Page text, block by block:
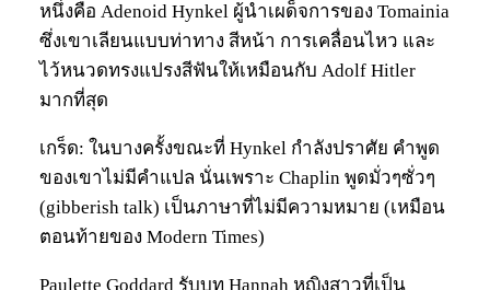
หนึ่งคือ Adenoid Hynkel ผู้นำเผด็จการของ Tomainia
ซึ่งเขาเลียนแบบท่าทาง สีหน้า การเคลื่อนไหว และ
ไว้หนวดทรงแปรงสีฟันให้เหมือนกับ Adolf Hitler
มากที่สุด
เกร็ด: ในบางครั้งขณะที่ Hynkel กำลังปราศัย คำพูด
ของเขาไม่มีคำแปล นั่นเพราะ Chaplin พูดมั่วๆซั่วๆ
(gibberish talk) เป็นภาษาที่ไม่มีความหมาย (เหมือน
ตอนท้ายของ Modern Times)
Paulette Goddard รับบท Hannah หญิงสาวที่เป็น